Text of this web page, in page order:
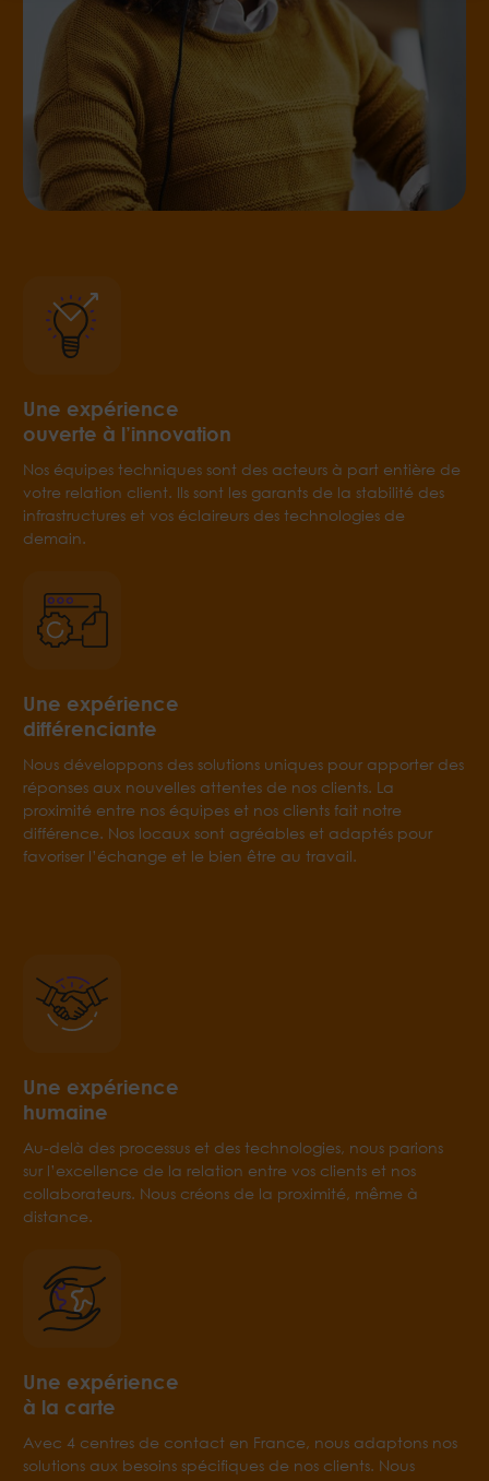
Une expérience
ouverte à l’innovation
Nos équipes techniques sont des acteurs à part entière de
votre relation client. Ils sont les garants de la stabilité des
infrastructures et vos éclaireurs des technologies de
demain.
Une expérience
différenciante
Nous développons des solutions uniques pour apporter des
réponses aux nouvelles attentes de nos clients. La
proximité entre nos équipes et nos clients fait notre
différence. Nos locaux sont agréables et adaptés pour
favoriser l’échange et le bien être au travail.
Une expérience
humaine
Au-delà des processus et des technologies, nous parions
sur l’excellence de la relation entre vos clients et nos
collaborateurs. Nous créons de la proximité, même à
distance.
Une expérience
à la carte
Avec 4 centres de contact en France, nous adaptons nos
solutions aux besoins spécifiques de nos clients. Nous